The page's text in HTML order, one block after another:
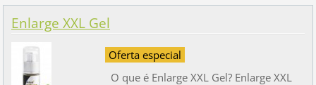
Enlarge XXL Gel
Oferta especial
O que é Enlarge XXL Gel? Enlarge XXL